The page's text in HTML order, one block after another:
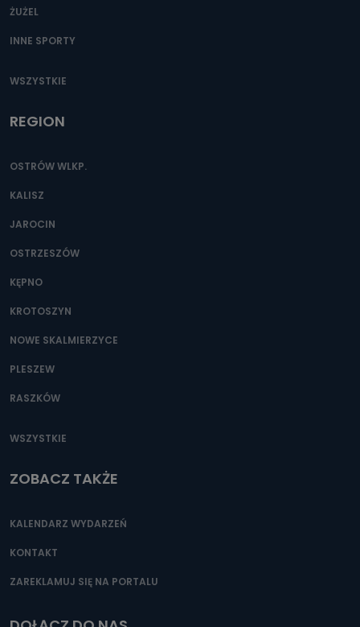
ŻUŻEL
INNE SPORTY
WSZYSTKIE
REGION
OSTRÓW WLKP.
KALISZ
JAROCIN
OSTRZESZÓW
KĘPNO
KROTOSZYN
NOWE SKALMIERZYCE
PLESZEW
RASZKÓW
WSZYSTKIE
ZOBACZ TAKŻE
KALENDARZ WYDARZEŃ
KONTAKT
ZAREKLAMUJ SIĘ NA PORTALU